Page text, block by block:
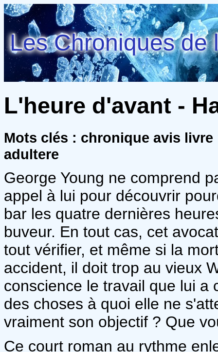
Les Chroniques de
L'heure d'avant -
Mots clés : chronique avis
adultere
George Young ne comprend
appel à lui pour découvrir
bar les quatre dernières
buveur. En tout cas, cet
tout vérifier, et même si la
accident, il doit trop au vieux
conscience le travail que lui a
des choses à quoi elle ne
vraiment son objectif ? Que
Ce court roman au rythme